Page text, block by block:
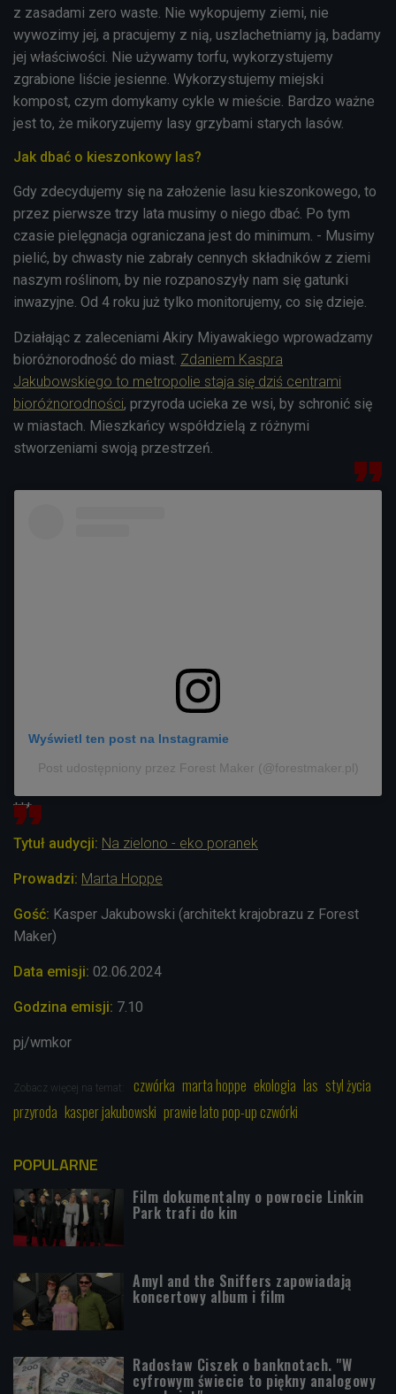
z zasadami zero waste. Nie wykopujemy ziemi, nie
wywozimy jej, a pracujemy z nią, uszlachetniamy ją, badamy
jej właściwości. Nie używamy torfu, wykorzystujemy
zgrabione liście jesienne. Wykorzystujemy miejski
kompost, czym domykamy cykle w mieście. Bardzo ważne
jest to, że mikoryzujemy lasy grzybami starych lasów.
Jak dbać o kieszonkowy las?
Gdy zdecydujemy się na założenie lasu kieszonkowego, to
przez pierwsze trzy lata musimy o niego dbać. Po tym
czasie pielęgnacja ograniczana jest do minimum. - Musimy
pielić, by chwasty nie zabrały cennych składników z ziemi
naszym roślinom, by nie rozpanoszyły nam się gatunki
inwazyjne. Od 4 roku już tylko monitorujemy, co się dzieje.
Działając z zaleceniami Akiry Miyawakiego wprowadzamy
bioróżnorodność do miast. Zdaniem Kaspra
Jakubowskiego to metropolie staja się dziś centrami
bioróżnorodności, przyroda ucieka ze wsi, by schronić się
w miastach. Mieszkańcy współdzielą z różnymi
stworzeniami swoją przestrzeń.
Wyświetl ten post na Instagramie
Post udostępniony przez Forest Maker (@forestmaker.pl)
***
Tytuł audycji: Na zielono - eko poranek
Prowadzi: Marta Hoppe
Gość: Kasper Jakubowski (architekt krajobrazu z Forest
Maker)
Data emisji: 02 .06.2024
Godzina emisji: 7.10
pj/wmkor
Zobacz więcej na temat: czwórka marta hoppe ekologia las styl życia
przyroda kasper jakubowski prawie lato pop-up czwórki
POPULARNE
Film dokumentalny o powrocie Linkin
Park trafi do kin
Amyl and the Sniffers zapowiadają
koncertowy album i film
Radosław Ciszek o banknotach. "W
cyfrowym świecie to piękny analogowy